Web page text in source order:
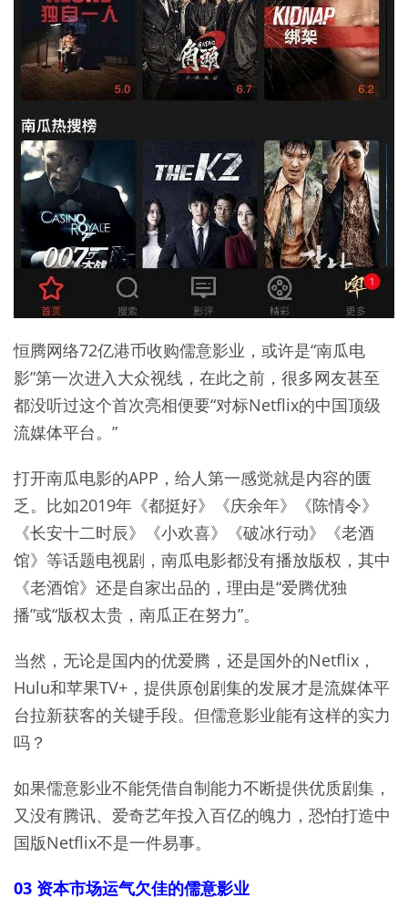
恒腾网络72亿港币收购儒意影业，或许是“南瓜电
影”第一次进入大众视线，在此之前，很多网友甚至
都没听过这个首次亮相便要“对标Netflix的中国顶级
流媒体平台。”
打开南瓜电影的APP，给人第一感觉就是内容的匮
乏。比如2019年《都挺好》《庆余年》《陈情令》
《长安十二时辰》《小欢喜》《破冰行动》《老酒
馆》等话题电视剧，南瓜电影都没有播放版权，其中
《老酒馆》还是自家出品的，理由是“爱腾优独
播”或“版权太贵，南瓜正在努力”。
当然，无论是国内的优爱腾，还是国外的Netflix，
Hulu和苹果TV+，提供原创剧集的发展才是流媒体平
台拉新获客的关键手段。但儒意影业能有这样的实力
吗？
如果儒意影业不能凭借自制能力不断提供优质剧集，
又没有腾讯、爱奇艺年投入百亿的魄力，恐怕打造中
国版Netflix不是一件易事。
03 资本市场运气欠佳的儒意影业